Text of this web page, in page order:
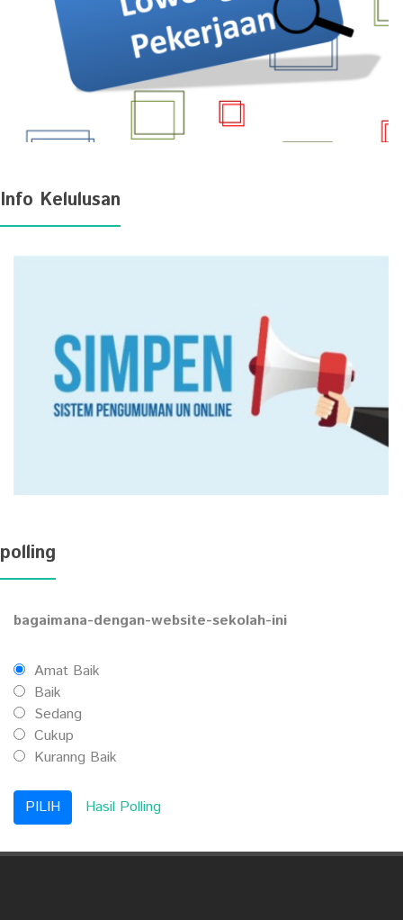
Info Kelulusan
polling
bagaimana-dengan-website-sekolah-ini
Amat Baik
Baik
Sedang
Cukup
Kuranng Baik
Hasil Polling